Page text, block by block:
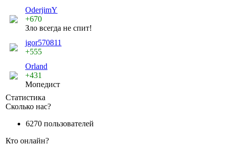
OderjimY
+670
Зло всегда не спит!
jgor570811
+555
Orland
+431
Мопедист
Статистика
Сколько нас?
6270 пользователей
Кто онлайн?